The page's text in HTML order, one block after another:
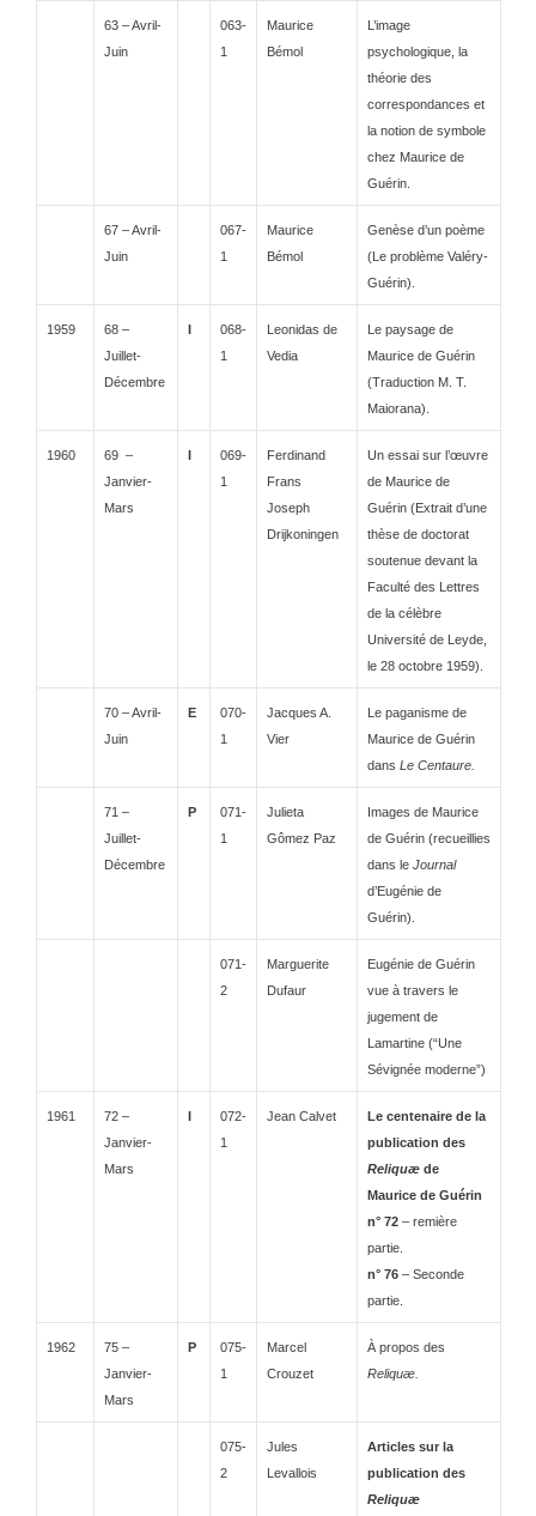
63 – Avril-
Juin
063-
1
Maurice
Bémol
L’image
psychologique, la
théorie des
correspondances et
la notion de symbole
chez Maurice de
Guérin.
67 – Avril-
Juin
067-
1
Maurice
Bémol
Genèse d’un poème
(Le problème Valéry-
Guérin).
1959
68 –
Juillet-
Décembre
I
068-
1
Leonidas de
Vedia
Le paysage de
Maurice de Guérin
(Traduction M. T.
Maiorana).
1960
69 –
Janvier-
Mars
I
069-
1
Ferdinand
Frans
Joseph
Drijkoningen
Un essai sur l’œuvre
de Maurice de
Guérin (Extrait d’une
thèse de doctorat
soutenue devant la
Faculté des Lettres
de la célèbre
Université de Leyde,
le 28 octobre 1959).
70 – Avril-
Juin
E
070-
1
Jacques A.
Vier
Le paganisme de
Maurice de Guérin
dans Le Centaure.
71 –
Juillet-
Décembre
P
071-
1
Julieta
Gômez Paz
Images de Maurice
de Guérin (recueillies
dans le Journal
d’Eugénie de
Guérin).
071-
2
Marguerite
Dufaur
Eugénie de Guérin
vue à travers le
jugement de
Lamartine (“Une
Sévignée moderne”)
1961
72 –
Janvier-
Mars
I
072-
1
Jean Calvet
Le centenaire de la
publication des
Reliquæ de
Maurice de Guérin
n° 72 – remière
partie.
n° 76 – Seconde
partie.
1962
75 –
Janvier-
Mars
P
075-
1
Marcel
Crouzet
À propos des
Reliquæ.
075-
2
Jules
Levallois
Articles sur la
publication des
Reliquæ